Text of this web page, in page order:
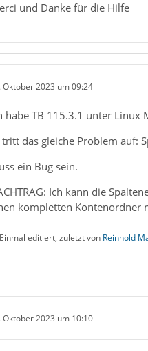
und Danke für die Hilfe
Oktober 2023 um 09:24
habe TB 115.3.1 unter Linux
tritt das gleiche Problem auf:
ein Bug sein.
Ich kann die
kompletten Kontenordner
Einmal editiert, zuletzt von Reinhold
Oktober 2023 um 10:10